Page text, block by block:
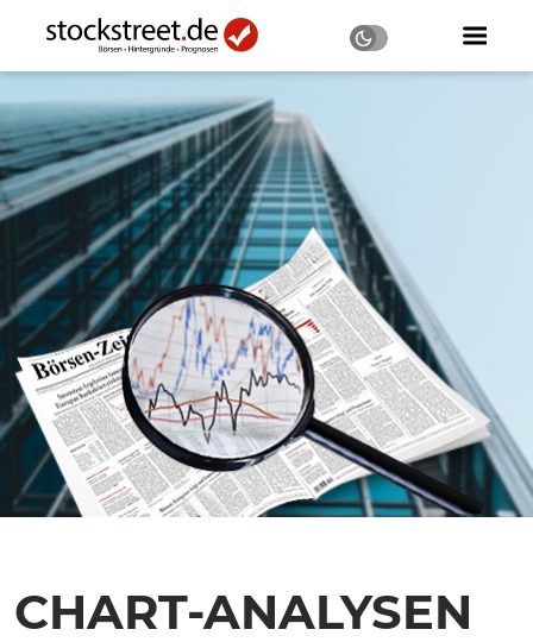
CHART-ANALYSEN